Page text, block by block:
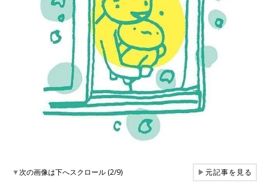
▼次の画像は下へスクロール (2/9) ▶元記事を見る